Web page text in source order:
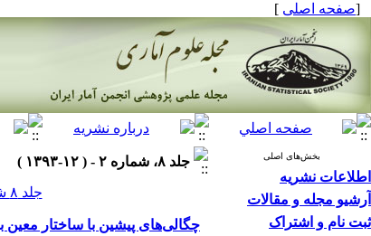
[صفحه اصلی ]
بخش‌های اصلی
اطلاعات نشریه
آرشیو مجله و مقالات
ثبت نام و اشتراک
جلد ۸، شماره ۲ - ( ۱۲-۱۳۹۳ )
جلد ۸ شماره ۲ صفحات ۲۰۵-۱۸۵
چگالی‌های پیشین با ساختار